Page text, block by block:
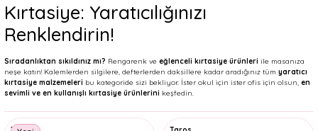
Kırtasiye: Yaratıcılığınızı
Renklendirin!
Sıradanlıktan sıkıldınız mı? Rengarenk ve eğlenceli kırtasiye ürünleri ile masanıza
neşe katın! Kalemlerden silgilere, defterlerden daksillere kadar aradığınız tüm yaratıcı
kırtasiye malzemeleri bu kategoride sizi bekliyor. İster okul için ister ofis için olsun, en
sevimli ve en kullanışlı kırtasiye ürünlerini keşfedin.